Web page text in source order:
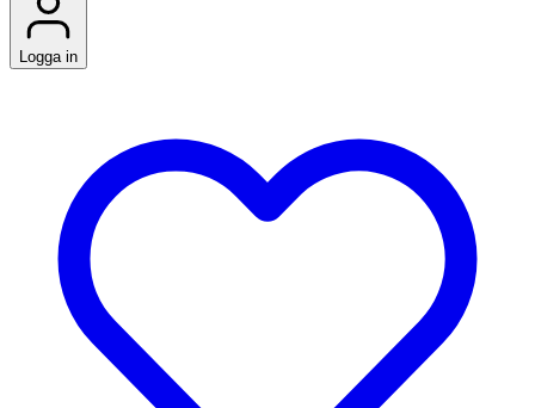
Logga in